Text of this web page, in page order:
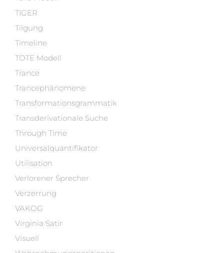
TIGER
Tilgung
Timeline
TOTE Modell
Trance
Trancephänomene
Transformationsgrammatik
Transderivationale Suche
Through Time
Universalquantifikator
Utilisation
Verlorener Sprecher
Verzerrung
VAKOG
Virginia Satir
Visuell